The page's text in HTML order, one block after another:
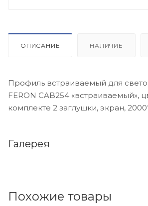
ОПИСАНИЕ НАЛИЧИЕ
Профиль встраиваемый для
FERON CAB254 «встраиваемый»,
комплекте 2 заглушки, экран,
Галерея
Похожие товары